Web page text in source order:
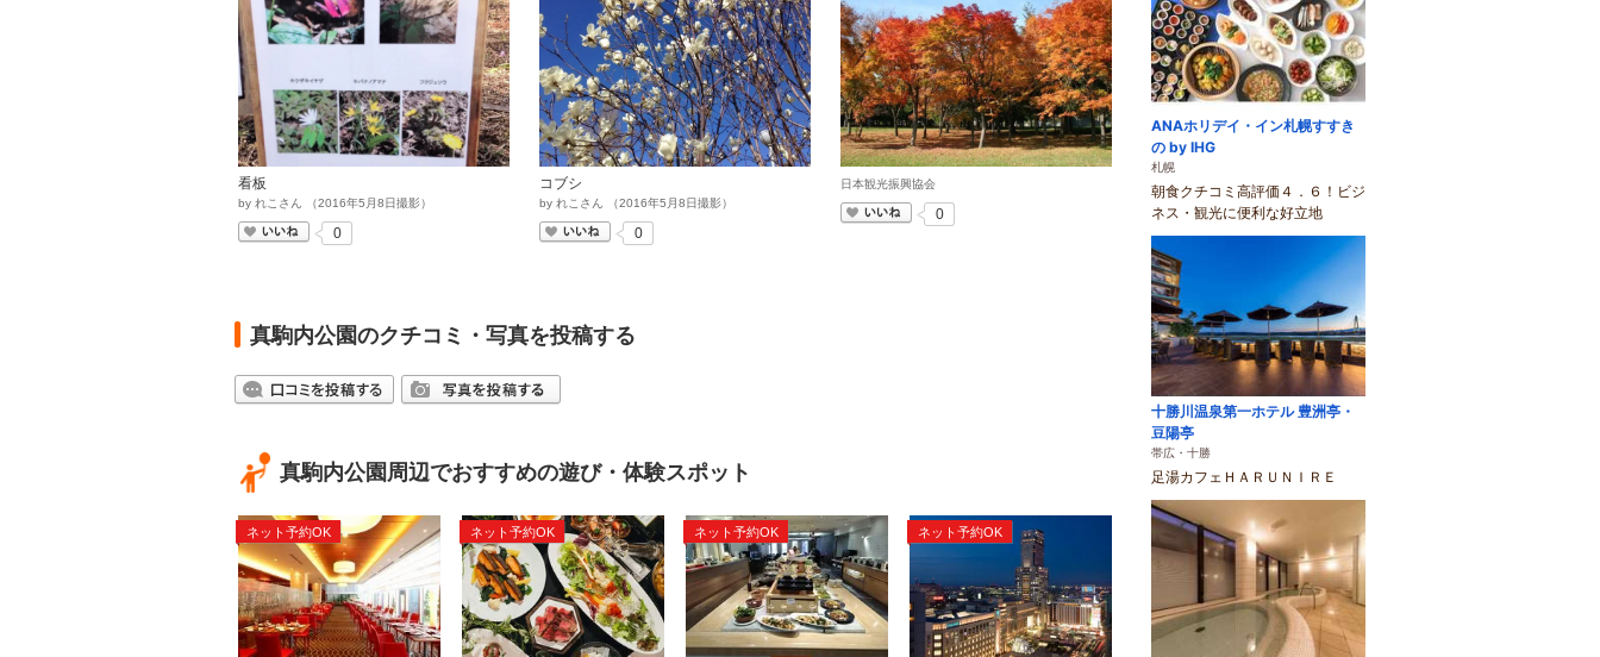
看板
by れこさん （2016年5 月8日撮影）
いいね
0
コブシ
by れこさん （2016年5 月8日撮影）
いいね
0
日本観光振興協会
いいね
0
真駒内公園のクチコミ・写真を投稿する
真駒内公園周辺でおすすめの遊び・体験スポット
ネット予約OK ネット予約OK ネット予約OK ネット予約OK
ANAホリデイ・イン札幌すすき
の by IHG
札幌
朝食クチコミ高評価４．６！ビジ
ネス・観光に便利な好立地
十勝川温泉第一ホテル 豊洲亭・
豆陽亭
帯広・十勝
足湯カフェＨＡＲＵＮＩＲＥ